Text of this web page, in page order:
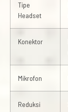
Tipe
Headset
Konektor
Mikrofon
Reduksi